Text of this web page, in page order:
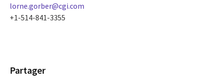
lorne.gorber@cgi.com
+1-514-841-3355
Partager